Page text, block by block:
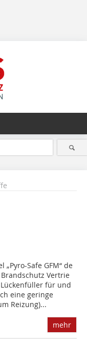
Safe GFM“ de
Vertrie
für und
eine geringe
Reizung)...
mehr